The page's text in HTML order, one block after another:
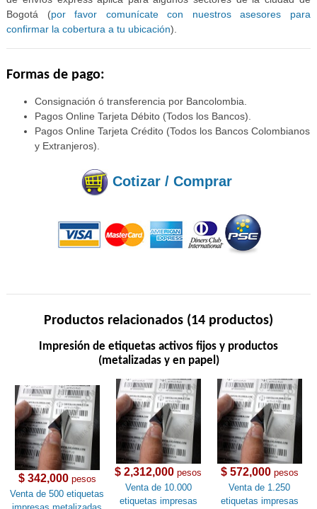
Bogotá (por favor comunícate con nuestros asesores para
confirmar la cobertura a tu ubicación).
Formas de pago:
Consignación ó transferencia por Bancolombia.
Pagos Online Tarjeta Débito (Todos los Bancos).
Pagos Online Tarjeta Crédito (Todos los Bancos Colombianos
y Extranjeros).
Cotizar / Comprar
Productos relacionados (14 productos)
Impresión de etiquetas activos fijos y productos
(metalizadas y en papel)
$ 342,000pesos
Venta de 500 etiquetas
$ 2,312,000 pesos
Venta de 10.000
etiquetas impresas
$ 572,000pesos
Venta de 1.250
etiquetas impresas